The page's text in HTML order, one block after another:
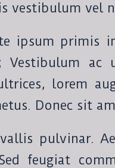
vestibulum vel
ipsum primis
Vestibulum ac
lorem
Donec sit
pulvinar.
feugiat